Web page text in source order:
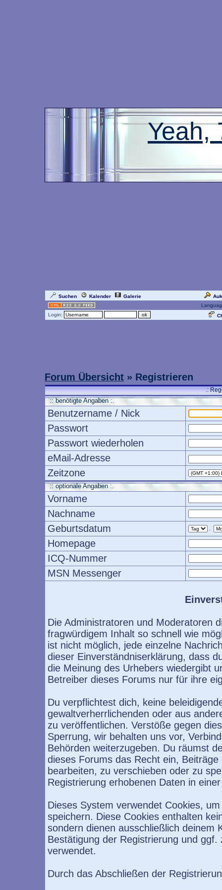
Yeah,
Suchen Kalender Galerie
Login:
Forum Übersicht » Registrieren
.:
:: benötigte Angaben :.
Benutzername / Nick
Passwort
Passwort wiederholen
eMail-Adresse
Zeitzone
:: optionale Angaben :.
Vorname
Nachname
Geburtsdatum
Homepage
ICQ-Nummer
MSN Messenger
Die Administratoren und Moderatoren
fragwürdigem Inhalt so schnell wie
ist nicht möglich, jede einzelne
dieser Einverständniserklärung, dass
die Meinung des Urhebers wiedergibt
Betreiber dieses Forums nur für ihre
Du verpflichtest dich, keine
gewaltverherrlichenden oder aus
zu veröffentlichen. Verstöße gegen
Sperrung, wir behalten uns vor,
Behörden weiterzugeben. Du räumst
dieses Forums das Recht ein,
bearbeiten, zu verschieben oder zu
Registrierung erhobenen Daten in
Dieses System verwendet Cookies,
speichern. Diese Cookies enthalten
sondern dienen ausschließlich deinem
Bestätigung der Registrierung und
verwendet.
Durch das Abschließen der